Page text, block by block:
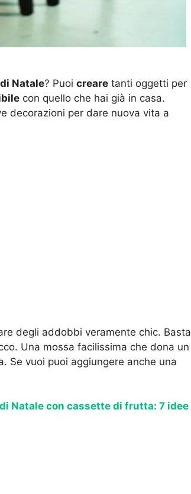
Natale? Puoi creare tanti oggetti per
con quello che hai già in casa.
decorazioni per dare nuova vita a
degli addobbi veramente chic. Basta
Una mossa facilissima che dona un
Se vuoi puoi aggiungere anche una
Natale con cassette di frutta: 7 idee